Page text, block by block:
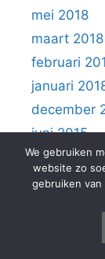
mei 2018
maart 2018
februari
januari
december
juni 2015
Lees voordat u
We gebruiken
website zo
gebruiken